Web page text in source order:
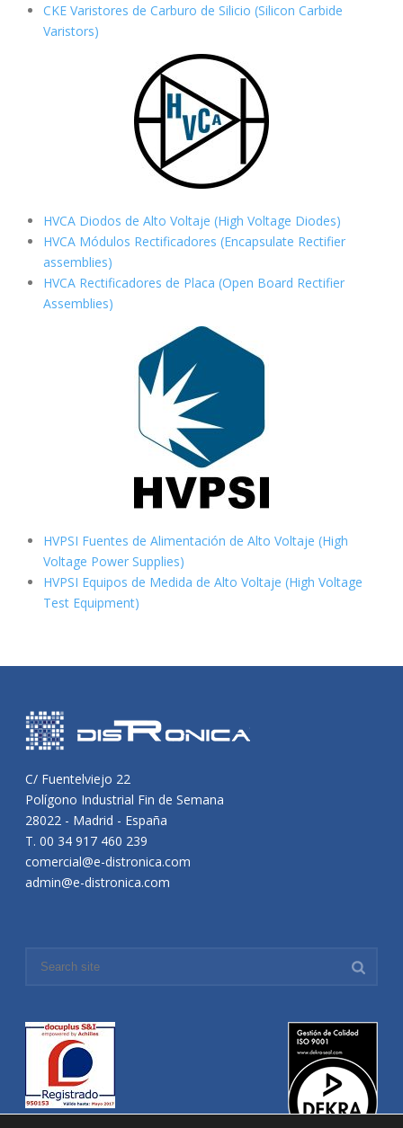
CKE Varistores de Carburo de Silicio (Silicon Carbide
Varistors)
HVCA Diodos de Alto Voltaje (High Voltage Diodes)
HVCA Módulos Rectificadores (Encapsulate Rectifier
assemblies)
HVCA Rectificadores de Placa (Open Board Rectifier
Assemblies)
HVPSI Fuentes de Alimentación de Alto Voltaje (High
Voltage Power Supplies)
HVPSI Equipos de Medida de Alto Voltaje (High Voltage
Test Equipment)
C/ Fuentelviejo 22
Polígono Industrial Fin de Semana
28022 - Madrid - España
T. 00 34 917 460 239
comercial@e-distronica.com
admin@e-distronica.com